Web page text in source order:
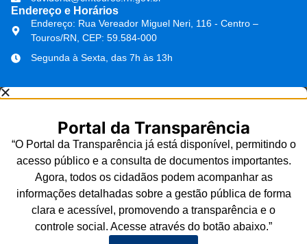
Endereço e Horários
Endereço: Rua Vereador Miguel Neri, 116 - Centro –
Touros/RN, CEP: 59.584-000
Segunda à Sexta, das 7h às 13h
Portal da Transparência
“O Portal da Transparência já está disponível, permitindo o
acesso público e a consulta de documentos importantes.
Agora, todos os cidadãos podem acompanhar as
informações detalhadas sobre a gestão pública de forma
clara e acessível, promovendo a transparência e o
controle social. Acesse através do botão abaixo.”